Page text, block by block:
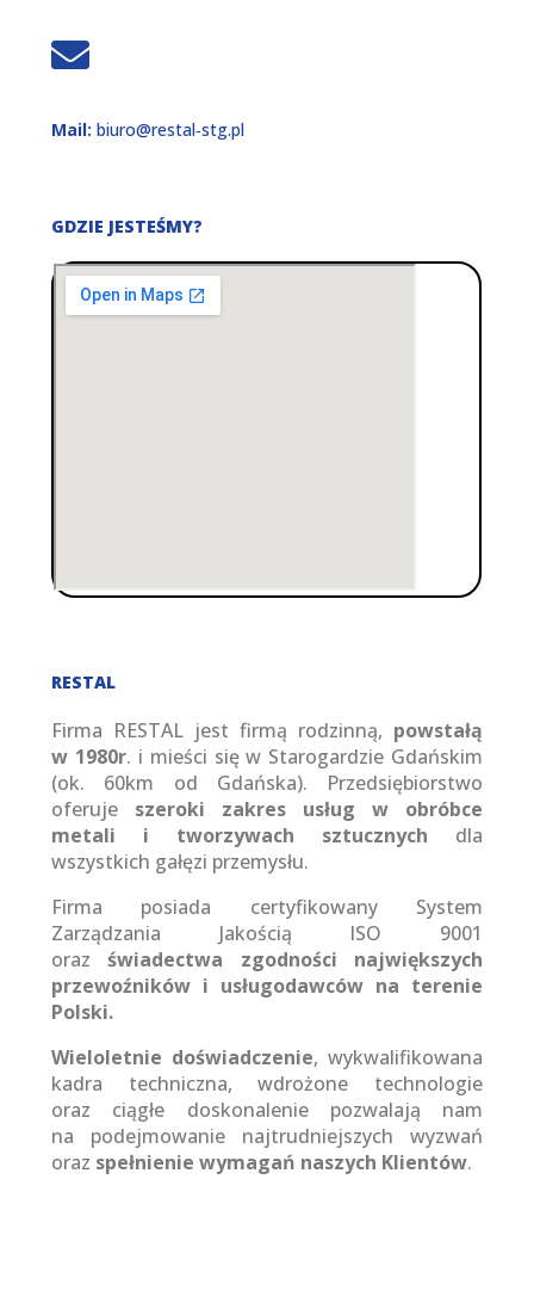
Mail: biuro@restal‑stg.pl
GDZIE JESTEŚMY?
RESTAL
Firma RESTAL jest firmą rodzinną, powstałą
w 1980r. i mieści się w Starogardzie Gdańskim
(ok. 60km od Gdańska). Przedsiębiorstwo
oferuje szeroki zakres usług w obróbce
metali i tworzywach sztucznych dla
wszystkich gałęzi przemysłu.
Firma posiada certyfikowany System
Zarządzania Jakością ISO 9001
orazświadectwa zgodności największych
przewoźników i usługodawców na terenie
Polski.
Wieloletnie doświadczenie, wykwalifikowana
kadra techniczna, wdrożone technologie
oraz ciągłe doskonalenie pozwalają nam
na podejmowanie najtrudniejszych wyzwań
oraz spełnienie wymagań naszych Klientów.